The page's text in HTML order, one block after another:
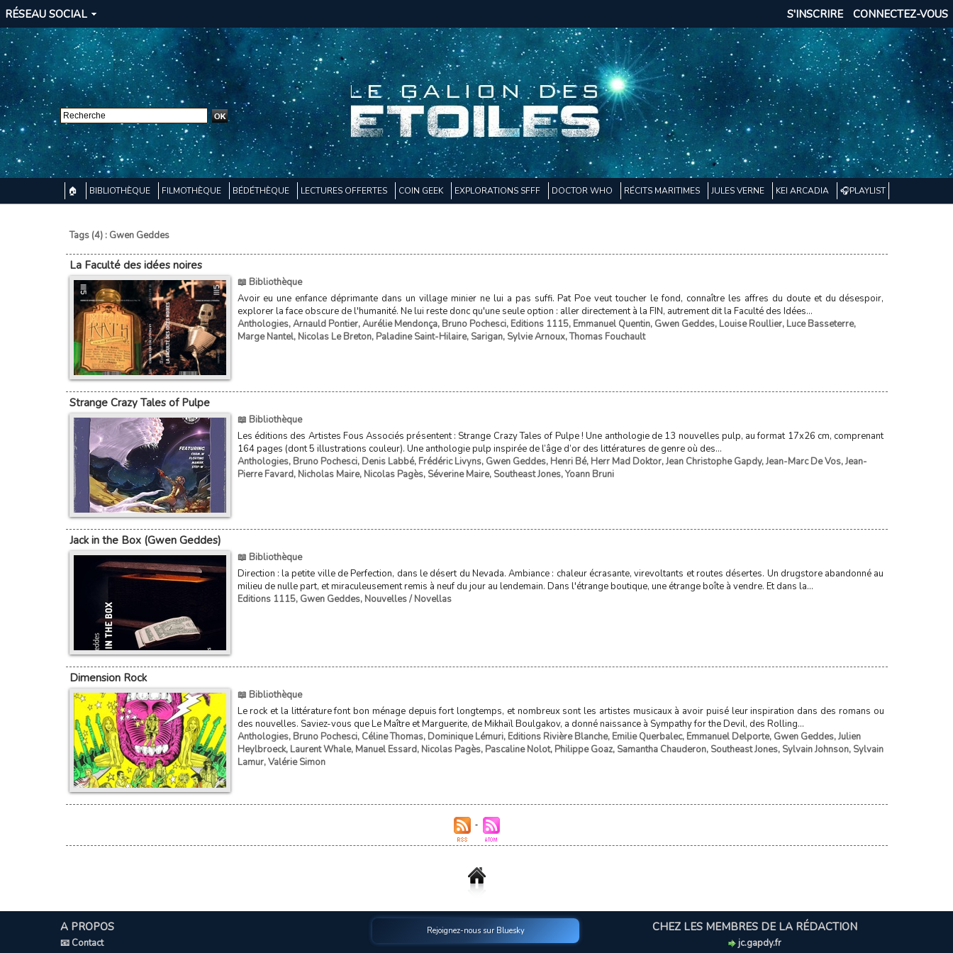
RÉSEAU SOCIAL CONNECTEZ-VOUS
S'INSCRIRE
🏠 BIBLIOTHÈQUE FILMOTHÈQUE BÉDÉTHÈQUE LECTURES OFFERTES COIN GEEK EXPLORATIONS SFFF DOCTOR WHO RÉCITS MARITIMES JULES VERNE KEI ARCADIA 🎧PLAYLIST
Tags (4) : Gwen Geddes
La Faculté des idées noires
📖 Bibliothèque
Avoir eu une enfance déprimante dans un village minier ne lui a pas suffi. Pat Poe veut toucher le fond, connaître les affres du doute et du désespoir,
explorer la face obscure de l'humanité. Ne lui reste donc qu'une seule option : aller directement à la FIN, autrement dit la Faculté des Idées...
Anthologies,Arnauld Pontier,Aurélie Mendonça, Bruno Pochesci, Editions 1115, Emmanuel Quentin, Gwen Geddes, Louise Roullier, Luce Basseterre,
Marge Nantel, Nicolas Le Breton, Paladine Saint-Hilaire, Sarigan, Sylvie Arnoux,Thomas Fouchault
Strange Crazy Tales of Pulpe
📖 Bibliothèque
Les éditions des Artistes Fous Associés présentent : Strange Crazy Tales of Pulpe ! Une anthologie de 13 nouvelles pulp, au format 17x26 cm, comprenant
164 pages (dont 5 illustrations couleur). Une anthologie pulp inspirée de l’âge d’or des littératures de genre où des...
Anthologies, Bruno Pochesci, Denis Labbé, Frédéric Livyns, Gwen Geddes, Henri Bé, Herr Mad Doktor,Jean Christophe Gapdy,Jean-Marc De Vos,Jean-
Pierre Favard, Nicholas Maire, Nicolas Pagès, Séverine Maire, Southeast Jones,Yoann Bruni
Jack in the Box (Gwen Geddes)
📖 Bibliothèque
Direction : la petite ville de Perfection, dans le désert du Nevada. Ambiance : chaleur écrasante, virevoltants et routes désertes. Un drugstore abandonné au
milieu de nulle part, et miraculeusement remis à neuf du jour au lendemain. Dans l'étrange boutique, une étrange boîte à vendre. Et dans la...
Editions 1115, Gwen Geddes, Nouvelles / Novellas
Dimension Rock
📖 Bibliothèque
Le rock et la littérature font bon ménage depuis fort longtemps, et nombreux sont les artistes musicaux à avoir puisé leur inspiration dans des romans ou
des nouvelles. Saviez-vous que Le Maître et Marguerite, de Mikhaïl Boulgakov, a donné naissance à Sympathy for the Devil, des Rolling...
Anthologies, Bruno Pochesci, Céline Thomas, Dominique Lémuri, Editions Rivière Blanche, Emilie Querbalec, Emmanuel Delporte, Gwen Geddes,Julien
Heylbroeck, Laurent Whale, Manuel Essard, Nicolas Pagès, Pascaline Nolot, Philippe Goaz, Samantha Chauderon, Southeast Jones, Sylvain Johnson, Sylvain
Lamur,Valérie Simon
A PROPOS
📧 Contact
Rejoignez-nous sur Bluesky CHEZ LES MEMBRES DE LA RÉDACTION
jc.gapdy.fr